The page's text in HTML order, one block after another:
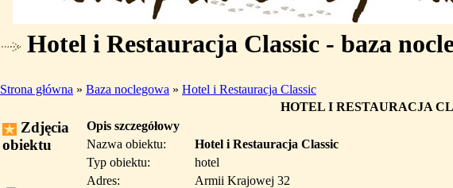
Hotel i Restauracja Classic - baza
Strona główna » Baza noclegowa » Hotel i Restauracja Classic
HOTEL I RESTAURACJA
Zdjęcia
obiektu
Opis szczegółowy
Nazwa obiektu:
Hotel i Restauracja Classic
Typ obiektu:
hotel
Adres:
Armii Krajowej 32